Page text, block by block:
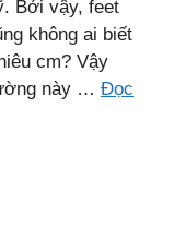
Bởi vậy, feet
không ai biết
cm? Vậy
này … Đọc